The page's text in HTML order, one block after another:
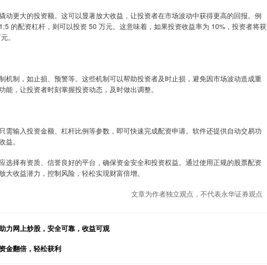
动更大的投资额。这可以显著放大收益，让投资者在市场波动中获得更高的回报。例
的配资杠杆，则可以投资 50 万元。这意味着，如果投资收益率为 10%，投资者将获
。
机制，如止损、预警等。这些机制可以帮助投资者及时止损，避免因市场波动造成重
，让投资者时刻掌握投资动态，及时做出调整。
需输入投资金额、杠杆比例等参数，即可快速完成配资申请。软件还提供自动交易功
。
选择有资质、信誉良好的平台，确保资金安全和投资权益。通过使用正规的股票配资
收益潜力，控制风险，轻松实现财富倍增。
文章为作者独立观点，不代表永华证券观点
力网上炒股，安全可靠，收益可观
金翻倍，轻松获利